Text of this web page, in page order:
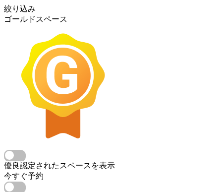
絞り込み
ゴールドスペース
優良認定されたスペースを表示
今すぐ予約